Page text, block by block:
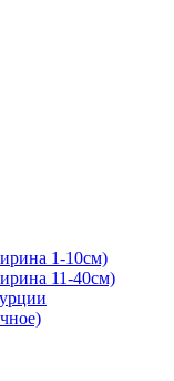
1-10см)
11-40см)